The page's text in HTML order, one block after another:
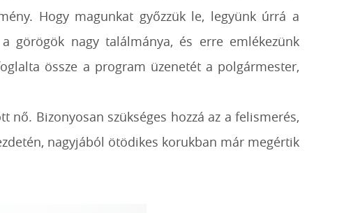
Hogy magunkat győzzük le, legyünk úrrá a
görögök nagy találmánya, és erre emlékezünk
össze a program üzenetét a polgármester,
Bizonyosan szükséges hozzá az a felismerés,
nagyjából ötödikes korukban már megértik